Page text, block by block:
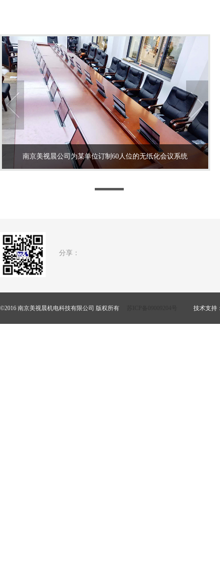
南京美视晨公司为某单位订制60人位的无纸化会议系统
分享：
©2016 南京美视晨机电科技有限公司 版权所有 技术支持